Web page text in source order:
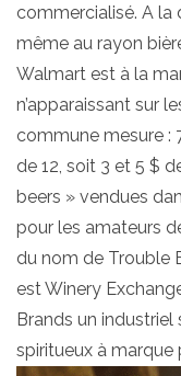
commercialisé. A la
même au rayon
Walmart est à la
n’apparaissant sur
commune mesure :
de 12, soit 3 et 5 $
beers » vendues
pour les amateurs
du nom de Trouble
est Winery
Brands un
spiritueux à marque